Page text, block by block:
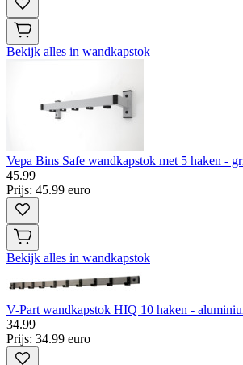
Bekijk alles in wandkapstok
Vepa Bins Safe wandkapstok met 5 haken -
45.99
Prijs: 45.99 euro
Bekijk alles in wandkapstok
V-Part wandkapstok HIQ 10 haken -
34.99
Prijs: 34.99 euro